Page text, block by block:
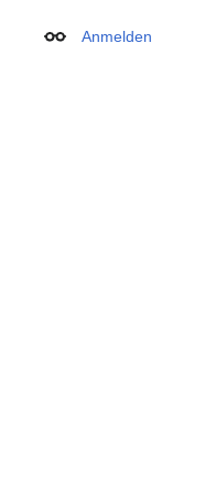
Erscheinungsbild
Anmelden